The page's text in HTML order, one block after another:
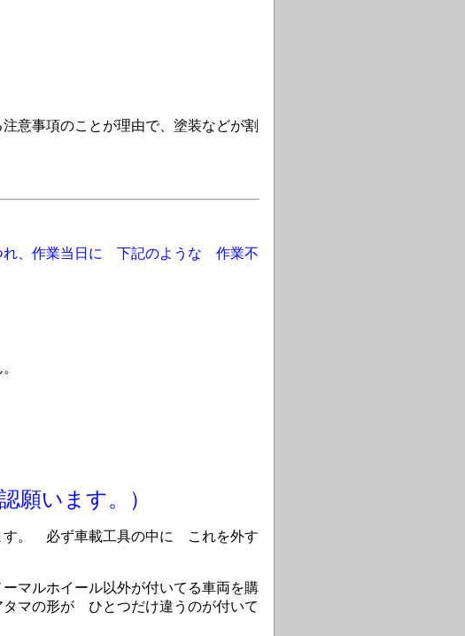
意事項のことが理由で、塗装などが割
れ、作業当日に 下記のような 作業不
願います。）
す。 必ず車載工具の中に これを外す
マルホイール以外が付いてる車両を購
マの形が ひとつだけ違うのが付いて